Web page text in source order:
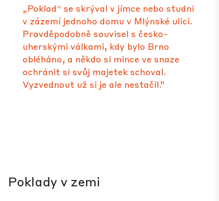
„Poklad“ se skrýval v jímce nebo studni
v zázemí jednoho domu v Mlýnské ulici.
Pravděpodobně souvisel s česko-
uherskými válkami, kdy bylo Brno
obléháno, a někdo si mince ve snaze
ochránit si svůj majetek schoval.
Vyzvednout už si je ale nestačil.”
Poklady v zemi